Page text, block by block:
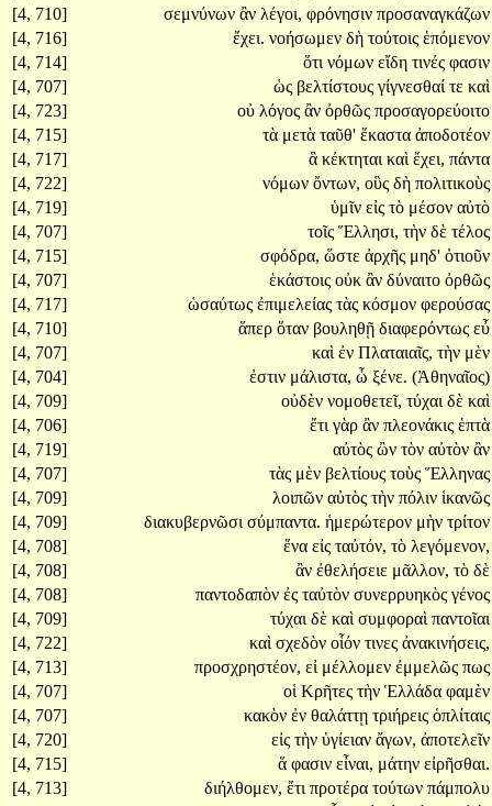
[4, 710]
σεμνύνων ἂν λέγοι, φρόνησιν προσαναγκάζων
[4, 716]
ἔχει. νοήσωμεν δὴ τούτοις ἑπόμενον
[4, 714]
ὅτι νόμων εἴδη τινές φασιν
[4, 707]
ὡς βελτίστους γίγνεσθαί τε καὶ
[4, 723]
οὐ λόγος ἂν ὀρθῶς προσαγορεύοιτο
[4, 715]
τὰ μετὰ ταῦθ' ἕκαστα ἀποδοτέον
[4, 717]
ἃ κέκτηται καὶ ἔχει, πάντα
[4, 722]
νόμων ὄντων, οὓς δὴ πολιτικοὺς
[4, 719]
ὑμῖν εἰς τὸ μέσον αὐτὸ
[4, 707]
τοῖς Ἕλλησι, τὴν δὲ τέλος
[4, 715]
σφόδρα, ὥστε ἀρχῆς μηδ' ὁτιοῦν
[4, 707]
ἑκάστοις οὐκ ἂν δύναιτο ὀρθῶς
[4, 717]
ὡσαύτως ἐπιμελείας τὰς κόσμον φερούσας
[4, 710]
ἅπερ ὅταν βουληθῇ διαφερόντως εὖ
[4, 707]
καὶ ἐν Πλαταιαῖς, τὴν μὲν
[4, 704]
ἐστιν μάλιστα, ὦ ξένε. (Ἀθηναῖος)
[4, 709]
οὐδὲν νομοθετεῖ, τύχαι δὲ καὶ
[4, 706]
ἔτι γὰρ ἂν πλεονάκις ἑπτὰ
[4, 719]
αὐτὸς ὢν τὸν αὐτὸν ἂν
[4, 707]
τὰς μὲν βελτίους τοὺς Ἕλληνας
[4, 709]
λοιπῶν αὐτὸς τὴν πόλιν ἱκανῶς
[4, 709]
διακυβερνῶσι σύμπαντα. ἡμερώτερον μὴν τρίτον
[4, 708]
ἕνα εἰς ταὐτόν, τὸ λεγόμενον,
[4, 708]
ἂν ἐθελήσειε μᾶλλον, τὸ δὲ
[4, 708]
παντοδαπὸν ἐς ταὐτὸν συνερρυηκὸς γένος
[4, 709]
τύχαι δὲ καὶ συμφοραὶ παντοῖαι
[4, 722]
καὶ σχεδὸν οἷόν τινες ἀνακινήσεις,
[4, 713]
προσχρηστέον, εἰ μέλλομεν ἐμμελῶς πως
[4, 707]
οἱ Κρῆτες τὴν Ἑλλάδα φαμὲν
[4, 707]
κακὸν ἐν θαλάττῃ τριήρεις ὁπλίταις
[4, 720]
εἰς τὴν ὑγίειαν ἄγων, ἀποτελεῖν
[4, 715]
ἅ φασιν εἶναι, μάτην εἰρῆσθαι.
[4, 713]
διήλθομεν, ἔτι προτέρα τούτων πάμπολυ